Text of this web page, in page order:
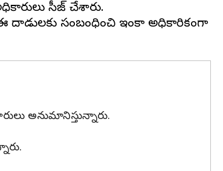
సీజ్ చేశారు.
దాడులకు సంబంధించి ఇంకా అధికారికంగా
అనుమానిస్తున్నారు.